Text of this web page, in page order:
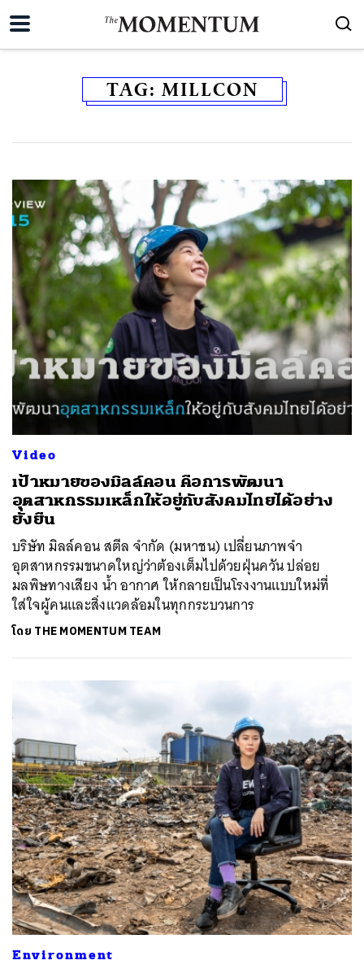
TAG: MILLCON
Video
เป้าหมายของมิลล์คอน คือการพัฒนา
อุตสาหกรรมเหล็กให้อยู่กับสังคมไทยได้อย่าง
ยั่งยืน
บริษัท มิลล์คอน สตีล จำกัด (มหาชน) เปลี่ยนภาพจำ
อุตสาหกรรมขนาดใหญ่ว่าต้องเต็มไปด้วยฝุ่นควัน ปล่อย
มลพิษทางเสียง น้ำ อากาศ ให้กลายเป็นโรงงานแบบใหม่ที่
ใส่ใจผู้คนและสิ่งแวดล้อมในทุกกระบวนการ
โดย THE MOMENTUM TEAM
Environment
ค้นหา
SHARE